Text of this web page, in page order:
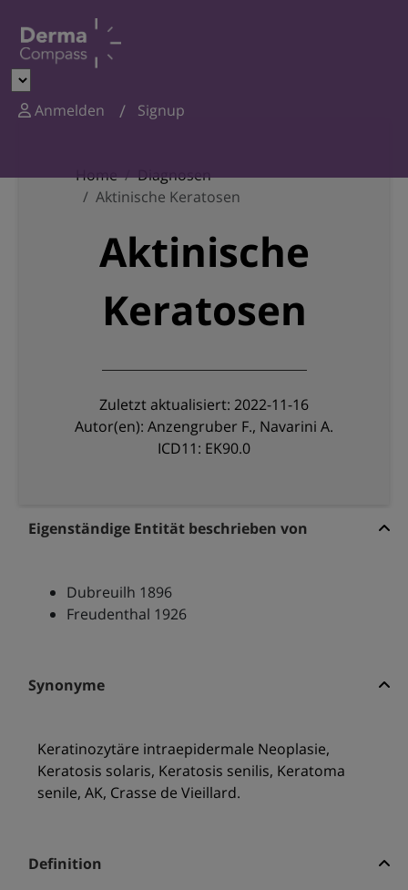
Anmelden Signup
Home
Diagnosen
Aktinische Keratosen
Aktinische
Keratosen
Zuletzt aktualisiert: 2022-11-16
Autor(en): Anzengruber F., Navarini A.
ICD11: EK90.0
Eigenständige Entität beschrieben von
Dubreuilh 1896
Freudenthal 1926
Synonyme
Keratinozytäre intraepidermale Neoplasie,
Keratosis solaris, Keratosis senilis, Keratoma
senile, AK, Crasse de Vieillard.
Definition